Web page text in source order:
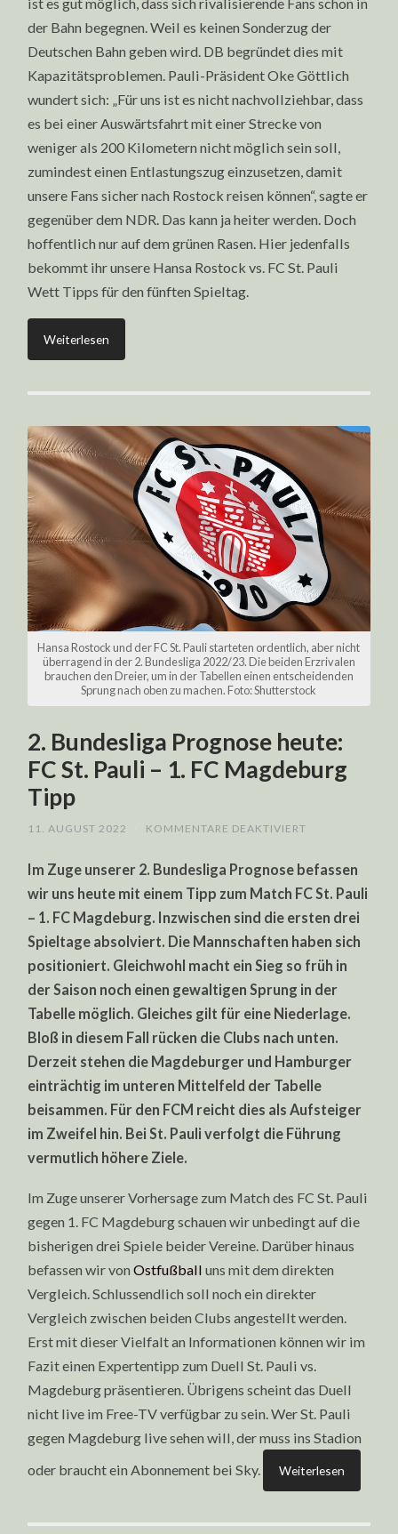
der Bahn begegnen. Weil es keinen Sonderzug der
Deutschen Bahn geben wird. DB begründet dies mit
Kapazitätsproblemen. Pauli-Präsident Oke Göttlich
wundert sich: „Für uns ist es nicht nachvollziehbar, dass
es bei einer Auswärtsfahrt mit einer Strecke von
weniger als 200 Kilometern nicht möglich sein soll,
zumindest einen Entlastungszug einzusetzen, damit
unsere Fans sicher nach Rostock reisen können“, sagte er
gegenüber dem NDR. Das kann ja heiter werden. Doch
hoffentlich nur auf dem grünen Rasen. Hier jedenfalls
bekommt ihr unsere Hansa Rostock vs. FC St. Pauli
Wett Tipps für den fünften Spieltag.
Weiterlesen
Hansa Rostock und der FC St. Pauli starteten ordentlich, aber nicht
überragend in der 2. Bundesliga 2022/23. Die beiden Erzrivalen
brauchen den Dreier, um in der Tabellen einen entscheidenden
Sprung nach oben zu machen. Foto: Shutterstock
2. Bundesliga Prognose heute:
FC St. Pauli – 1. FC Magdeburg
Tipp
11. AUGUST 2022 KOMMENTARE DEAKTIVIERT
PROGNOSE
FC
PAULI
–
1.
FC
MAGDEBURG
TIPP
Im Zuge unserer 2. Bundesliga Prognose befassen
wir uns heute mit einem Tipp zum Match FC St. Pauli
– 1. FC Magdeburg. Inzwischen sind die ersten drei
Spieltage absolviert. Die Mannschaften haben sich
positioniert. Gleichwohl macht ein Sieg so früh in
der Saison noch einen gewaltigen Sprung in der
Tabelle möglich. Gleiches gilt für eine Niederlage.
Bloß in diesem Fall rücken die Clubs nach unten.
Derzeit stehen die Magdeburger und Hamburger
einträchtig im unteren Mittelfeld der Tabelle
beisammen. Für den FCM reicht dies als Aufsteiger
im Zweifel hin. Bei St. Pauli verfolgt die Führung
vermutlich höhere Ziele.
Im Zuge unserer Vorhersage zum Match des FC St. Pauli
gegen 1. FC Magdeburg schauen wir unbedingt auf die
bisherigen drei Spiele beider Vereine. Darüber hinaus
befassen wir vonOstfußball uns mit dem direkten
Vergleich. Schlussendlich soll noch ein direkter
Vergleich zwischen beiden Clubs angestellt werden.
Erst mit dieser Vielfalt an Informationen können wir im
Fazit einen Expertentipp zum Duell St. Pauli vs.
Magdeburg präsentieren. Übrigens scheint das Duell
nicht live im Free-TV verfügbar zu sein. Wer St. Pauli
gegen Magdeburg live sehen will, der muss ins Stadion
oder braucht ein Abonnement bei Sky.
Weiterlesen